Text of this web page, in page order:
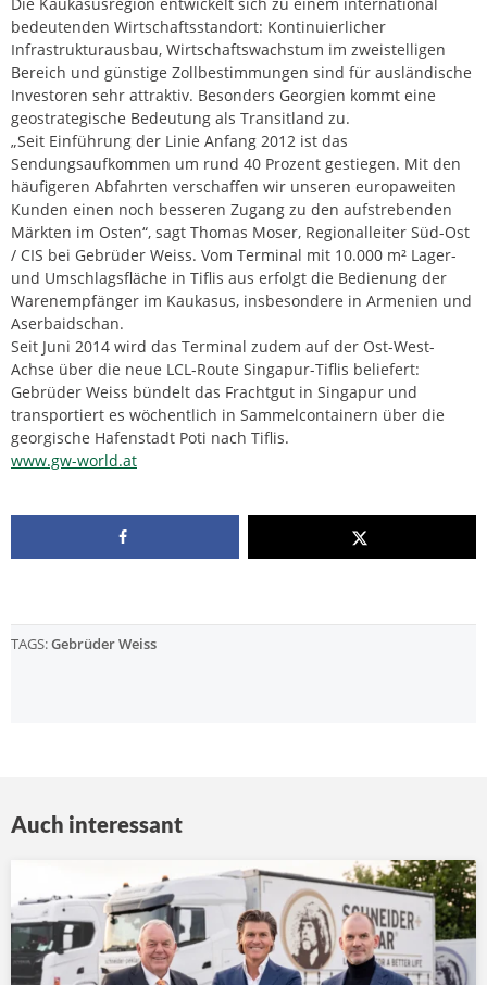
bedeutenden Wirtschaftsstandort: Kontinuierlicher
Infrastrukturausbau, Wirtschaftswachstum im zweistelligen
Bereich und günstige Zollbestimmungen sind für ausländische
Investoren sehr attraktiv. Besonders Georgien kommt eine
geostrategische Bedeutung als Transitland zu.
„Seit Einführung der Linie Anfang 2012 ist das
Sendungsaufkommen um rund 40 Prozent gestiegen. Mit den
häufigeren Abfahrten verschaffen wir unseren europaweiten
Kunden einen noch besseren Zugang zu den aufstrebenden
Märkten im Osten“, sagt Thomas Moser, Regionalleiter Süd-Ost
/ CIS bei Gebrüder Weiss. Vom Terminal mit 10.000 m² Lager-
und Umschlagsfläche in Tiflis aus erfolgt die Bedienung der
Warenempfänger im Kaukasus, insbesondere in Armenien und
Aserbaidschan.
Seit Juni 2014 wird das Terminal zudem auf der Ost-West-
Achse über die neue LCL-Route Singapur-Tiflis beliefert:
Gebrüder Weiss bündelt das Frachtgut in Singapur und
transportiert es wöchentlich in Sammelcontainern über die
georgische Hafenstadt Poti nach Tiflis.
www.gw-world.at
TAGS:Gebrüder Weiss
Auch interessant